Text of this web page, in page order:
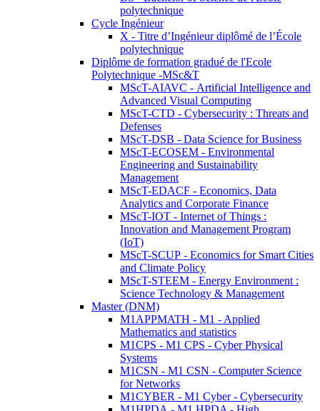
polytechnique
Cycle Ingénieur
X - Titre d’Ingénieur diplômé de l’École
polytechnique
Diplôme de formation gradué de l'Ecole
Polytechnique -MSc&T
MScT-AIAVC - Artificial Intelligence and
Advanced Visual Computing
MScT-CTD - Cybersecurity : Threats and
Defenses
MScT-DSB - Data Science for Business
MScT-ECOSEM - Environmental
Engineering and Sustainability
Management
MScT-EDACF - Economics, Data
Analytics and Corporate Finance
MScT-IOT - Internet of Things :
Innovation and Management Program
(IoT)
MScT-SCUP - Economics for Smart Cities
and Climate Policy
MScT-STEEM - Energy Environment :
Science Technology & Management
Master (DNM)
M1APPMATH - M1 - Applied
Mathematics and statistics
M1CPS - M1 CPS - Cyber Physical
Systems
M1CSN - M1 CSN - Computer Science
for Networks
M1CYBER - M1 Cyber - Cybersecurity